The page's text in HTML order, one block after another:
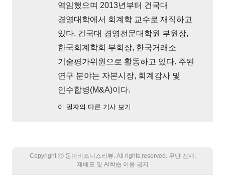
역임했으며 2013년부터 건국대
경영대학에서 회계학 교수로 재직하고
있다. 건국대 경영전문대학원 부원장,
한국회계학회 부회장, 한국거래소
기술평가위원으로 활동하고 있다. 주된
연구 분야는 자본시장, 회계감사 및
인수합병(M&A)이다.
이 필자의 다른 기사 보기
Copyright Ⓒ 동아비즈니스리뷰. All rights reserved. 무단 전재,
재배포 및 AI학습 이용 금지